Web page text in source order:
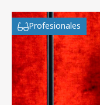
Profesionales